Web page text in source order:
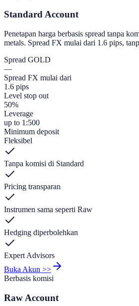
Standard Account
Penetapan harga berbasis spread tanpa
metals. Spread FX mulai dari 1.6 pips,
Spread GOLD
—
Spread FX mulai dari
1.6 pips
Level stop out
50%
Leverage
up to 1:500
Minimum deposit
Fleksibel
Tanpa komisi di Standard
Pricing transparan
Instrumen sama seperti Raw
Hedging diperbolehkan
Expert Advisors
Buka Akun >>
Berbasis komisi
Raw Account